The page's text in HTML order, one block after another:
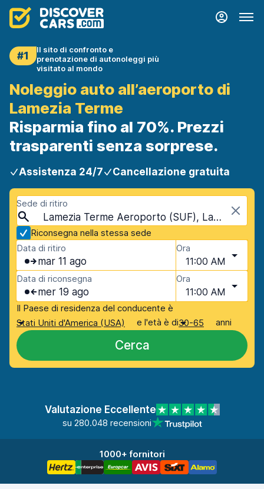
#1
Il sito di confronto e
prenotazione di autonoleggi più
visitato al mondo
Noleggio auto all’aeroporto di
Lamezia Terme
Risparmia fino al 70%. Prezzi
trasparenti senza sorprese.
Assistenza 24/7 Cancellazione gratuita
Sede di ritiro
Lamezia Terme Aeroporto (SUF), Lamezia Terme, Italia
Riconsegna nella stessa sede
Data di ritiro
mar 11 ago
Ora
11:00 AM
Data di riconsegna
mer 19 ago
Ora
11:00 AM
Il Paese di residenza del conducente è
Stati Uniti d'America (USA)
e l'età è di30-65 anni
Cerca
Valutazione Eccellente
su 280.048 recensioni
1000+ fornitori